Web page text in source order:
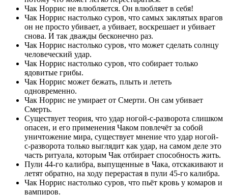
Чак Норрис не влюбляется. Он влюбляет в себя!
Чак Норрис настолько суров, что самых заклятых врагов
он не просто убивает, а убивает, воскрешает и убивает
снова. И так дважды бесконечно раз.
Чак Норрис настолько суров, что может сделать солнцу
человеческий удар.
Чак Норрис настолько суров, что собирает только
ядовитые грибы.
Чак Норрис может бежать, плыть и лететь
одновременно.
Чак Норрис не умирает от Смерти. Он сам убивает
Смерть.
Существует теория, что удар ногой-с-разворота слишком
опасен, и его применения Чаком повлечёт за собой
уничтожение мира, существует мнение что удар ногой-
с-разворота только выглядит как удар, на самом деле это
часть ритуала, которым Чак отбирает способность жить.
Пули 44-го калибра, выпущенные в Чака, отскакивают и
летят обратно, на ходу перерастая в пули 45-го калибра.
Чак Норрис настолько суров, что пьёт кровь у комаров и
вампиров.